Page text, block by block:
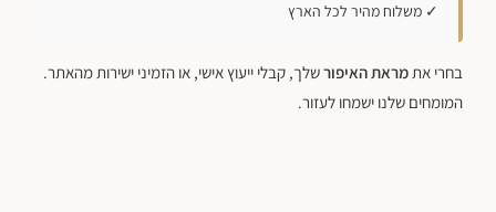
✓ משלוח מהיר לכל הארץ
בחרי אתמראת האיפורשלך, קבלי ייעוץ אישי, או הזמיני ישירות מהאתר.
המומחים שלנו ישמחו לעזור.